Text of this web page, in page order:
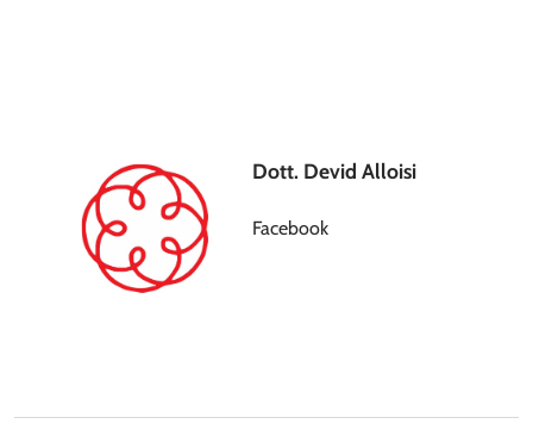
Dott. Devid Alloisi
Facebook